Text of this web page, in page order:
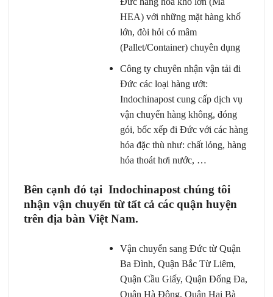
HEA) với những mặt hàng khổ
lớn, đòi hỏi có mâm
(Pallet/Container) chuyên dụng
Công ty chuyên nhận vận tải đi
Đức các loại hàng ướt:
Indochinapost cung cấp dịch vụ
vận chuyển hàng không, đóng
gói, bốc xếp đi Đức với các hàng
hóa đặc thù như: chất lỏng, hàng
hóa thoát hơi nước, …
Bên cạnh đó tại Indochinapost chúng tôi
nhận vận chuyển từ tất cả các quận huyện
trên địa bàn Việt Nam.
Vận chuyển sang Đức từ Quận
Ba Đình, Quận Bắc Từ Liêm,
Quận Cầu Giấy, Quận Đống Đa,
Quận Hà Đông, Quận Hai Bà